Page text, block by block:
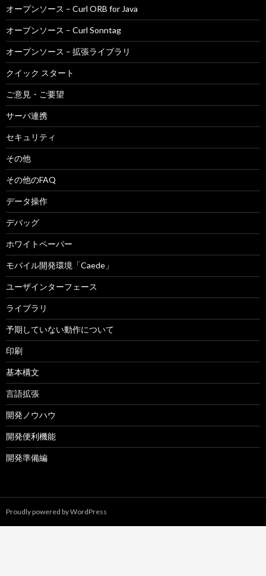
オープンソース – Curl ORB for Java
オープンソース – Curl Sonntag
オープンソース – 拡張ライブラリ
クイック スタート
ご意見・ご要望
サーバ連携
セキュリティ
その他
その他のFAQ
データ操作
デバッグ
ホワイトペーパー
モバイル開発環境「Caede」
ユーザインターフェース
ライブラリ
予期していない動作について
印刷
基本構文
言語拡張
開発ノウハウ
開発便利機能
開発準備編
Proudly powered by WordPress